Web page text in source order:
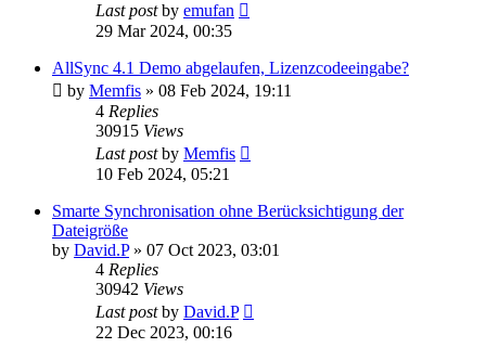
Last postby emufan
29 Mar 2024, 00:35
AllSync 4.1 Demo abgelaufen, Lizenzcodeeingabe?
by Memfis » 08 Feb 2024, 19:11
4 Replies
30915 Views
Last postby Memfis
10 Feb 2024, 05:21
Smarte Synchronisation ohne Berücksichtigung der
Dateigröße
by David.P» 07 Oct 2023, 03:01
4 Replies
30942 Views
Last postby David.P
22 Dec 2023, 00:16